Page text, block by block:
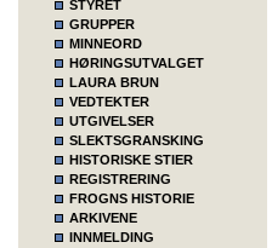
STYRET
GRUPPER
MINNEORD
HØRINGSUTVALGET
LAURA BRUN
VEDTEKTER
UTGIVELSER
SLEKTSGRANSKING
HISTORISKE STIER
REGISTRERING
FROGNS HISTORIE
ARKIVENE
INNMELDING